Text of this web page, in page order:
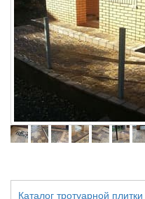
Каталог тротуарной плитки